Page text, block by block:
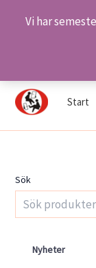
Vi har
innehåll
Start
Sök
Nyheter